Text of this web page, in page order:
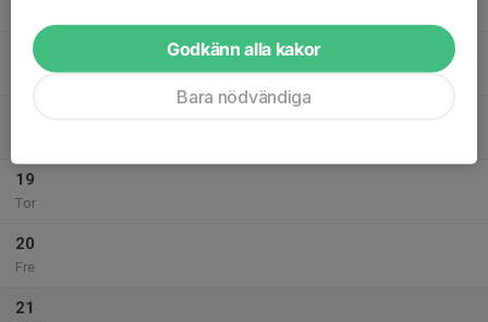
17
19
Tor
20
Fre
21
Godkänn alla kakor
Bara nödvändiga